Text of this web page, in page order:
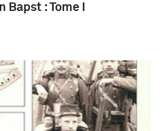
: Tome I